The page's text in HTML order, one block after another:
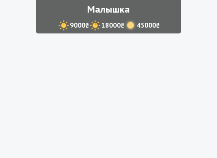
Малышка
9000₴ 18000₴ 45000₴